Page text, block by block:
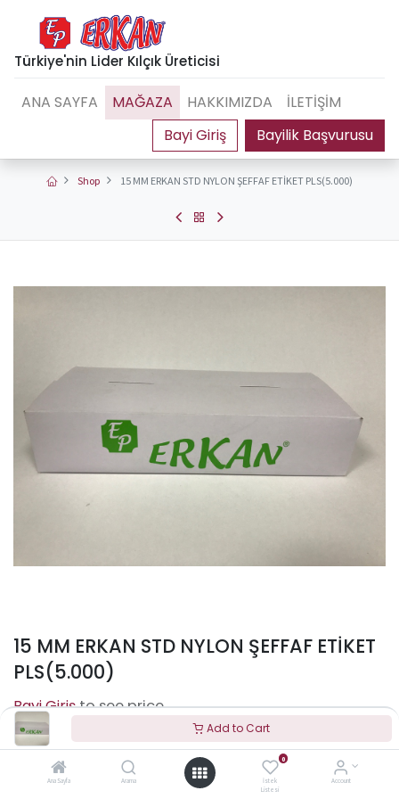
Add to Cart
Ana Sayfa Arama
0
İstek
Listesi
Account
Türkiye'nin Lider Kılçık Üreticisi
Bayilik Başvurusu
ANA SAYFA MAĞAZA HAKKIMIZDA İLETİŞİM
Shop 15 MM ERKAN STD NYLON ŞEFFAF ETİKET PLS(5.000)
15 MM ERKAN STD NYLON ŞEFFAF ETİKET
PLS(5.000)
to see price
Terms and Conditions